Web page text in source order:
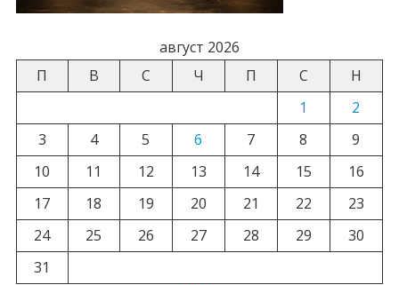
август 2026
П
В С Ч П С
Н
1
2
3
4 5 6 7 8
9
10
11 12 13 14 15
16
17
18 19 20 21 22
23
24
25 26 27 28 29
30
31